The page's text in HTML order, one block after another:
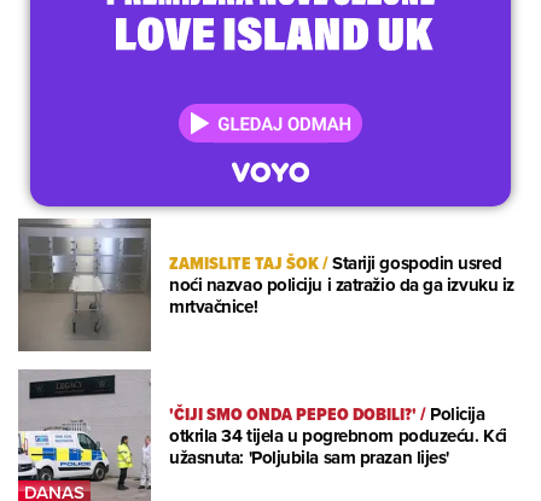
ZAMISLITE TAJ ŠOK/Stariji gospodin usred
noći nazvao policiju i zatražio da ga izvuku iz
mrtvačnice!
'ČIJI SMO ONDA PEPEO DOBILI?'/Policija
otkrila 34 tijela u pogrebnom poduzeću. Kći
užasnuta: 'Poljubila sam prazan lijes'